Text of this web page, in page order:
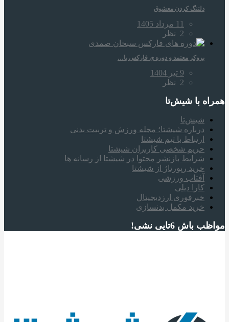
دلتنگ کردن معشوق
11 مرداد 1405
2 نظر
بروکر معتمد و دوره‌ ی فارکس با…
9 تیر 1404
2 نظر
همراه‌ با شیش‌تا
شیش‌تا
درباره شیشتا؛ مجله ورزش و تربیت بدنی
ارتباط با تیم شیشتا
حریم شخصی کاربران شیشتا
شرایط بازنشر محتوا در شیشتا از رسانه ها
خرید رپورتاژ از شیشتا
آفتاب ورزشی
کارا دیلی
خبرفوری ارزدیجیتال
خرید مکمل بدنسازی
مواظب باش 6تایی نشی!